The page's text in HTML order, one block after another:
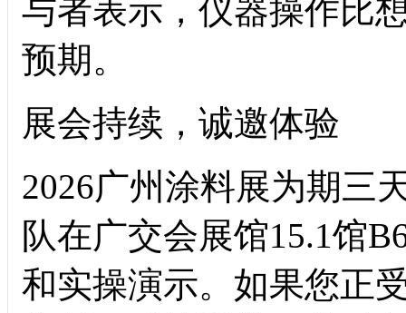
与者表示，仪器操作比
预期。
展会持续，诚邀体验
2026广州涂料展为期三
队在广交会展馆15.1馆
和实操演示。如果您正